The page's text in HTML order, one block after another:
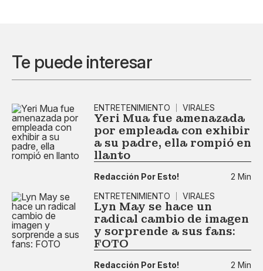
Te puede interesar
ENTRETENIMIENTO VIRALES
Yeri Mua fue amenazada
por empleada con exhibir
a su padre, ella rompió en
llanto
Redacción Por Esto!
2 Min
ENTRETENIMIENTO
VIRALES
Lyn May se hace un
radical cambio de imagen
y sorprende a sus fans:
FOTO
Redacción Por Esto!
2 Min